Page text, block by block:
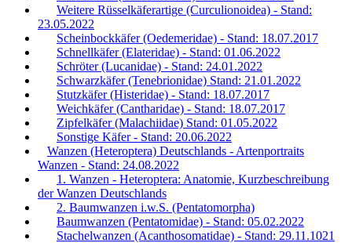
Weitere Rüsselkäferartige (Curculionoidea) - Stand:
23.05.2022
Scheinbockkäfer (Oedemeridae) - Stand: 18.07.2017
Schnellkäfer (Elateridae) - Stand: 01.06.2022
Schröter (Lucanidae) - Stand: 24.01.2022
Schwarzkäfer (Tenebrionidae) Stand: 21.01.2022
Stutzkäfer (Histeridae) - Stand: 18.07.2017
Weichkäfer (Cantharidae) - Stand: 18.07.2017
Zipfelkäfer (Malachiidae) Stand: 01.05.2022
Sonstige Käfer - Stand: 20.06.2022
Wanzen (Heteroptera) Deutschlands - Artenportraits
Wanzen - Stand: 24.08.2022
1. Wanzen - Heteroptera: Anatomie, Kurzbeschreibung
der Wanzen Deutschlands
2. Baumwanzen i.w.S. (Pentatomorpha)
Baumwanzen (Pentatomidae) - Stand: 05.02.2022
Stachelwanzen (Acanthosomatidae) - Stand: 29.11.1021